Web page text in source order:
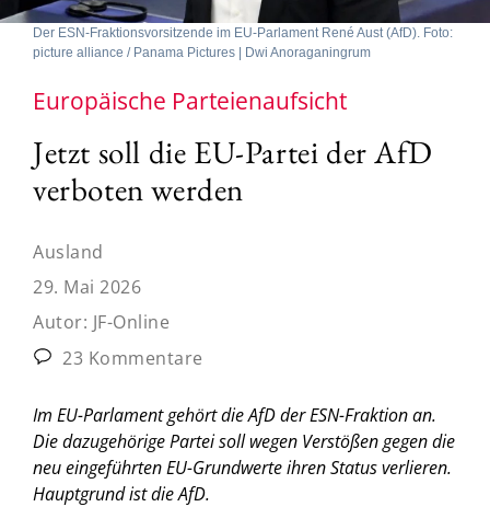
Der ESN-Fraktionsvorsitzende im EU-Parlament René Aust (AfD). Foto:
picture alliance / Panama Pictures | Dwi Anoraganingrum
Europäische Parteienaufsicht
Jetzt soll die EU-Partei der AfD
verboten werden
Ausland
29. Mai 2026
Autor: JF-Online
23 Kommentare
Im EU-Parlament gehört die AfD der ESN-Fraktion an.
Die dazugehörige Partei soll wegen Verstößen gegen die
neu eingeführten EU-Grundwerte ihren Status verlieren.
Hauptgrund ist die AfD.